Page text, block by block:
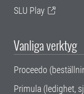
SLU Play
Vanliga verktyg
Proceedo
Primula (ledighet,